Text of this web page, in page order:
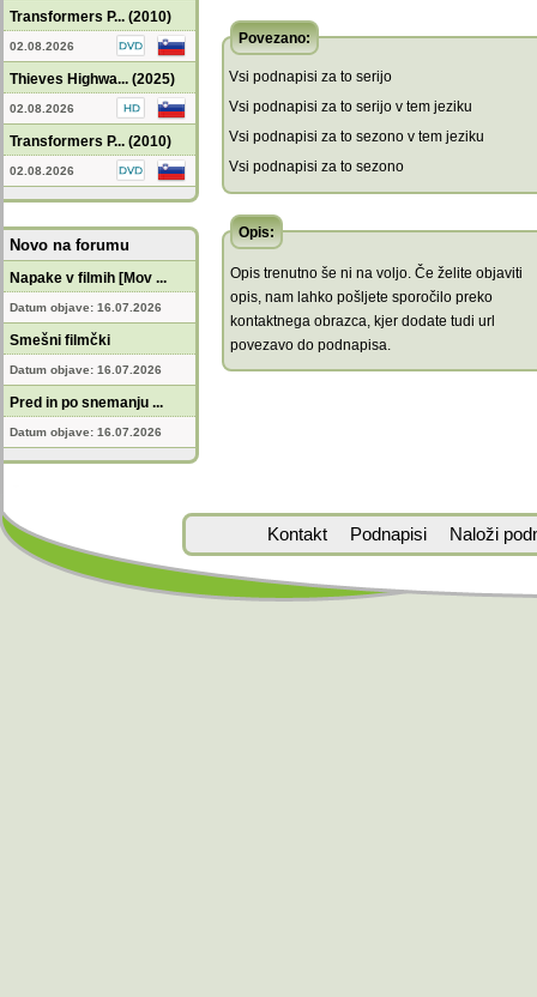
Transformers P... (2010)
02.08.2026
Thieves Highwa... (2025)
02.08.2026
Transformers P... (2010)
02.08.2026
Novo na forumu
Napake v filmih [Mov ...
Datum objave: 16.07.2026
Smešni filmčki
Datum objave: 16.07.2026
Pred in po snemanju ...
Datum objave: 16.07.2026
Povezano:
Vsi podnapisi za to serijo
Vsi podnapisi za to serijo v tem jeziku
Vsi podnapisi za to sezono v tem jeziku
Vsi podnapisi za to sezono
Opis:
Opis trenutno še ni na voljo. Če želite objaviti
opis, nam lahko pošljete sporočilo preko
kontaktnega obrazca, kjer dodate tudi url
povezavo do podnapisa.
Kontakt Podnapisi Naloži